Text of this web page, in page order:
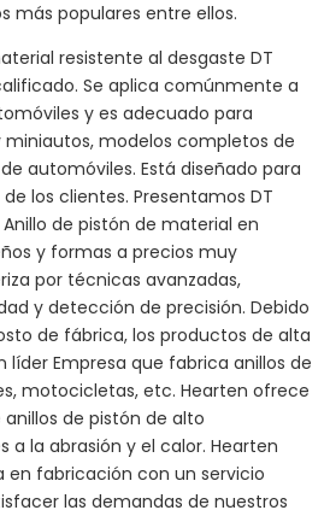
más populares entre ellos.
resistente al desgaste DT
Se aplica comúnmente a
y es adecuado para
modelos completos de
automóviles. Está diseñado para
los clientes. Presentamos DT
de pistón de material en
y formas a precios muy
por técnicas avanzadas,
y detección de precisión. Debido
de fábrica, los productos de alta
líder Empresa que fabrica anillos de
motocicletas, etc. Hearten ofrece
de pistón de alto
a la abrasión y el calor. Hearten
en fabricación con un servicio
las demandas de nuestros